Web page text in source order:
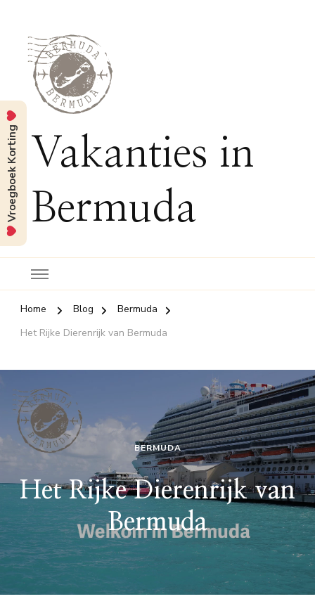
Vakanties in
Bermuda
Home Blog
Bermuda
Het Rijke Dierenrijk van Bermuda
BERMUDA
Het Rijke Dierenrijk van
Bermuda
Vroegboek Korting